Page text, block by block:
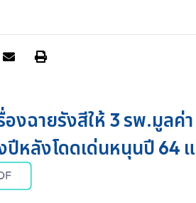
รื่องฉายรังสีให้ 3 รพ.มูล
หลังโดดเด่นหนุนปี 64 แ